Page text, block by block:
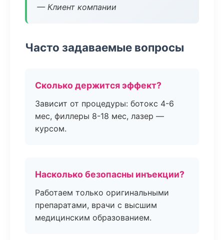
— Клиент компании
Часто задаваемые вопросы
Сколько держится эффект?
Зависит от процедуры: ботокс 4-6
мес, филлеры 8-18 мес, лазер —
курсом.
Насколько безопасны инъекции?
Работаем только оригинальными
препаратами, врачи с высшим
медицинским образованием.